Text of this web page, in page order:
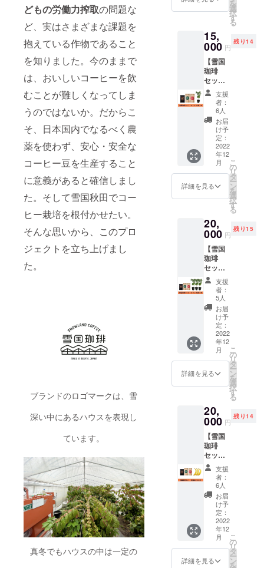
どもの労働力搾取の問題な
ど、実はさまざまな課題を
抱えている作物であること
を知りました。今のままで
は、おいしいコーヒーを飲
むことが難しくなってしま
うのではないか。だからこ
そ、日本国内でなるべく農
薬を使わず、安心・安全な
コーヒー豆を生産すること
に意義があると確信しまし
た。そして雪国秋田でコー
ヒー栽培を根付かせたい。
そんな思いから、このプロ
ジェクトを立ち上げまし
た。
ブランドのロゴマークは、雪
深い中にあるハウスを表現し
ています。
真冬でもハウスの中は一定の
になっ
た雪国
まるご
と味わ
える
セッ
ト。美
郷町の
美しい
清水で
育て
た、
コー
ヒーで
す。 ※
送料は
負担い
たしま
す 名称:
セット
重量：
200g 内
容量：
カスカ
ラ
ティー
１袋(5
パック)
／リー
ティー
１袋（5
パッ
ク）／
雪国
コー
袋（20g
分） 保
存方
法：
（パッ
ケージ
に記載
してお
りま
す） 賞
味期
限：360
日 産
地：秋
田県美
郷町 添
は使用
を
選
択
す
る
15,
000 円
残り14
【雪国
珈琲
セット
+コー
ヒーの
苗１
本】 焙
煎した
コー
ヒー豆
と、カ
スカラ
ティー
とリー
フ
ティー
になっ
た雪国
珈琲
セット
に、高
さ30cm
以上に
成長し
た耐寒
性に優
れた雪
国珈琲
の大苗
がつい
てきま
す。
コー
から2年
ほどで
収穫が
出来ま
す。 ※
送料は
負担い
たしま
雪国
コー
ヒー
セット
重量：
200g 内
容量：
カスカ
支援
者：
6人
お届
け予
定：
2022
年12
月
詳細を見る
こ
の
リ
タ
ー
ン
を
選
択
す
る
20,
000 円
残り15
【雪国
珈琲
セット
+コー
ヒーの
苗３
本】 焙
煎した
コー
ヒー豆
と、カ
スカラ
ティー
とリー
フ
ティー
になっ
た雪国
珈琲
セット
に、高
さ30cm
以上に
成長し
た耐寒
性に優
れた雪
国珈琲
の大苗
がつい
てきま
す。
コー
支援
者：
5人
お届
け予
定：
2022
年12
月
詳細を見る
こ
の
リ
タ
ー
ン
を
選
択
す
る
20,
000 円
残り14
【雪国
珈琲
セット
+雪国ば
なな３
本】 焙
煎した
コー
ヒー豆
と、カ
スカラ
ティー
とリー
フ
支援
者：
6人
お届
け予
定：
2022
年12
月
詳細を見る
こ
の
リ
タ
ー
ン
を